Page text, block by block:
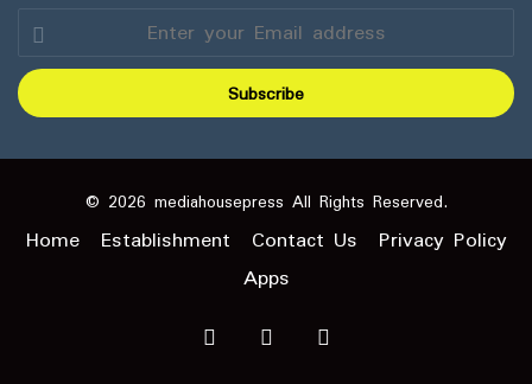
Enter
your
Email
address
© 2026 mediahousepress All Rights Reserved.
Home Establishment Contact Us Privacy Policy
Apps
Facebook